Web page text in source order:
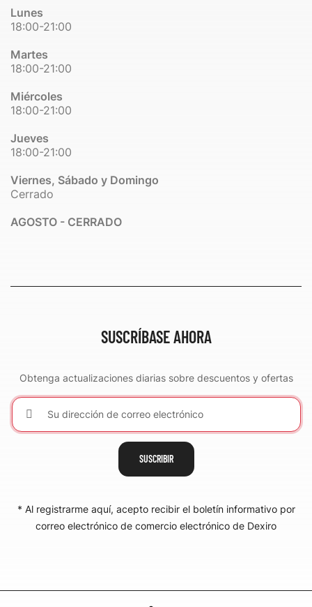
Lunes
18:00-21:00
Martes
18:00-21:00
Miércoles
18:00-21:00
Jueves
18:00-21:00
Viernes, Sábado y Domingo
Cerrado
AGOSTO - CERRADO
SUSCRÍBASE AHORA
Obtenga actualizaciones diarias sobre descuentos y ofertas
SUSCRIBIR
* Al registrarme aquí, acepto recibir el boletín informativo por
correo electrónico de comercio electrónico de Dexiro